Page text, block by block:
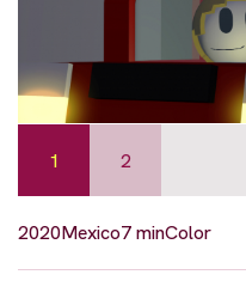
1 2
2020Mexico7 minColor